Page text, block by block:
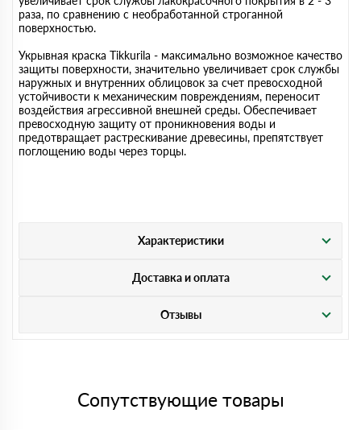
раза, по сравнению с необработанной строганной
поверхностью.
Укрывная краска Tikkurila - максимально возможное качество
защиты поверхности, значительно увеличивает срок службы
наружных и внутренних облицовок за счет превосходной
устойчивости к механическим повреждениям, переносит
воздействия агрессивной внешней среды. Обеспечивает
превосходную защиту от проникновения воды и
предотвращает растрескивание древесины, препятствует
поглощению воды через торцы.
Характеристики
Доставка и оплата
Отзывы
Сопутствующие товары